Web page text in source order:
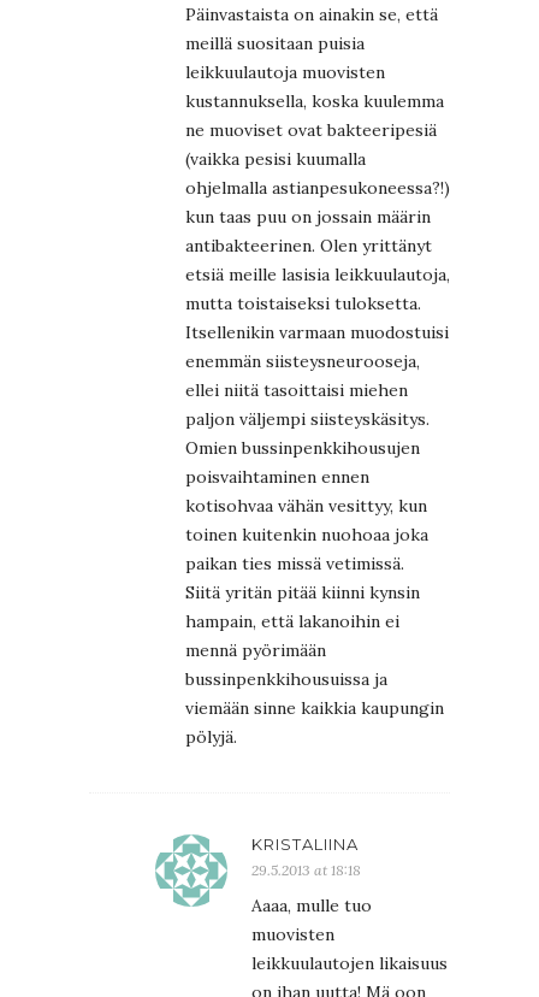
Päinvastaista on ainakin se, että
meillä suositaan puisia
leikkuulautoja muovisten
kustannuksella, koska kuulemma
ne muoviset ovat bakteeripesiä
(vaikka pesisi kuumalla
ohjelmalla astianpesukoneessa?!)
kun taas puu on jossain määrin
antibakteerinen. Olen yrittänyt
etsiä meille lasisia leikkuulautoja,
mutta toistaiseksi tuloksetta.
Itsellenikin varmaan muodostuisi
enemmän siisteysneurooseja,
ellei niitä tasoittaisi miehen
paljon väljempi siisteyskäsitys.
Omien bussinpenkkihousujen
poisvaihtaminen ennen
kotisohvaa vähän vesittyy, kun
toinen kuitenkin nuohoaa joka
paikan ties missä vetimissä.
Siitä yritän pitää kiinni kynsin
hampain, että lakanoihin ei
mennä pyörimään
bussinpenkkihousuissa ja
viemään sinne kaikkia kaupungin
pölyjä.
KRISTALIINA
29.5.2013 at 18:18
Aaaa, mulle tuo
muovisten
leikkuulautojen likaisuus
on ihan uutta! Mä oon